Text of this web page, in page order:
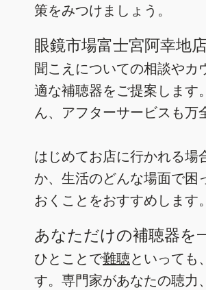
策をみつけましょう。
眼鏡市場富士宮阿幸地店
聞こえについての相談やカ
適な補聴器をご提案します
ん、アフターサービスも万
はじめてお店に行かれる場
か、生活のどんな場面で困
おくことをおすすめします。
あなただけの補聴器を
ひとことで難聴といっても
す。専門家があなたの聴力